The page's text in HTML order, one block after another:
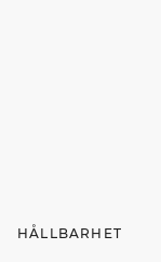
HÅLLBARHET